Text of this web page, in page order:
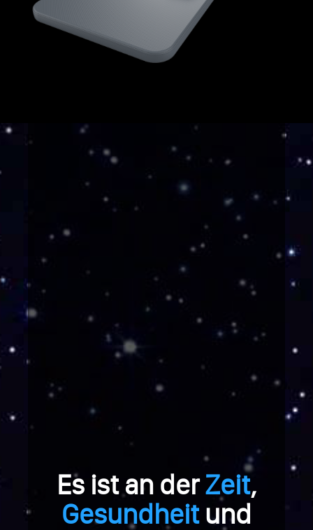
Es ist an derZeit,
Gesundheitund